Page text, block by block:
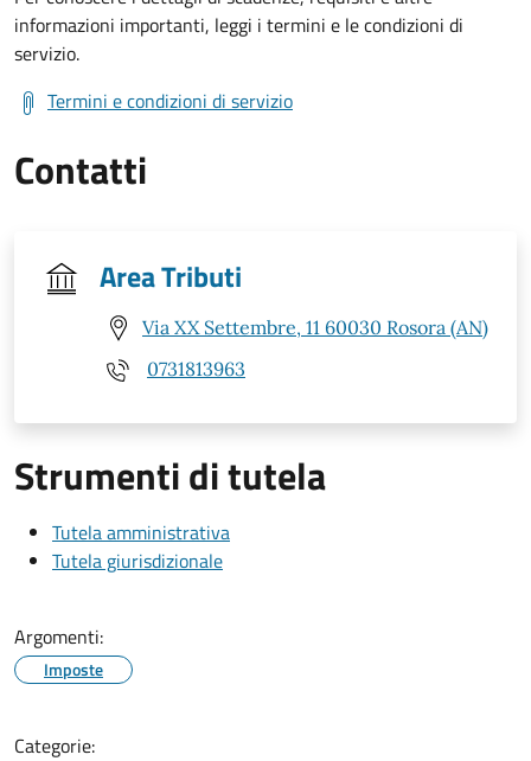
informazioni importanti, leggi i termini e le condizioni di
servizio.
Termini e condizioni di servizio
Contatti
Area Tributi
Via XX Settembre, 11 60030 Rosora (AN)
0731813963
Strumenti di tutela
Tutela amministrativa
Tutela giurisdizionale
Argomenti:
Imposte
Categorie: